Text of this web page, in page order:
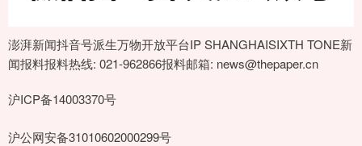
澎湃新闻抖音号派生万物开放平台IP SHANGHAISIXTH TONE新
闻报料报料热线: 021-962866报料邮箱: news@thepaper.cn
沪ICP备14003370号
沪公网安备31010602000299号